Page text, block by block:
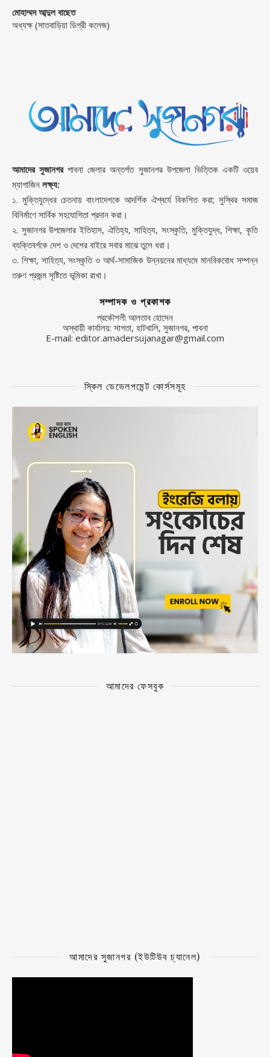
মোহাম্মদ আব্দুল বাছেত
অধ্যক্ষ (সাতবাড়িয়া ডিগ্রী কলেজ)
আমাদের সুজানগরপাবনা জেলার অন্তর্গত সুজানগর উপজেলা ভিত্তিক একটি ওয়েব
ম্যাগাজিন লক্ষ্য:
১. মুক্তিযুদ্ধের চেতনায় বাংলাদেশকে আদর্শিক ঐশ্বর্যে বিকশিত করা; সুস্থির সমাজ
বিনির্মাণে সার্বিক সহযোগিতা প্রদান করা।
২. সুজানগর উপজেলার ইতিহাস, ঐতিহ্য, সাহিত্য, সংস্কৃতি, মুক্তিযুদ্ধ, শিক্ষা, কৃতি
ব্যক্তিবর্গকে দেশ ও দেশের বাইরে সবার মাঝে তুলে ধরা।
৩. শিক্ষা, সাহিত্য, সংস্কৃতি ও আর্থ-সামাজিক উন্নয়নের মাধ্যমে মানবিকবোধ সম্পন্ন
তরুণ প্রজন্ম সৃষ্টিতে ভূমিকা রাখা।
সম্পাদক ও প্রকাশক
প্রকৌশলী আলতাব হোসেন
অস্থায়ী কার্যালয়: সাগতা, হাটখালি, সুজানগর, পাবনা
E-mail: editor.amadersujanagar@gmail.com
স্কিল ডেভেলপমেন্ট কোর্সসমূহ
আমাদের ফেসবুক
আমাদের সুজানগর (ইউটিউব চ্যানেল)